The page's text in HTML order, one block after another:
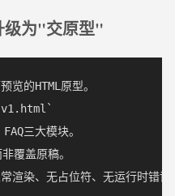
级为"交原型"
览的HTML原型。
三大模块。
覆盖原稿。